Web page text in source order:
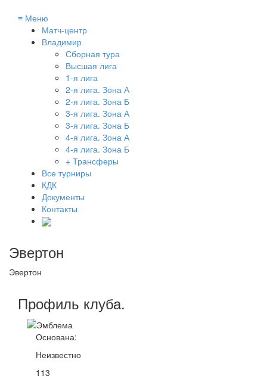
≡ Меню
Матч-центр
Владимир
Сборная тура
Высшая лига
1-я лига
2-я лига. Зона А
2-я лига. Зона Б
3-я лига. Зона А
3-я лига. Зона Б
4-я лига. Зона А
4-я лига. Зона Б
+ Трансферы
Все турниры
КДК
Документы
Контакты
Эвертон
Эвертон
Профиль клуба.
Основана:
Неизвестно
113